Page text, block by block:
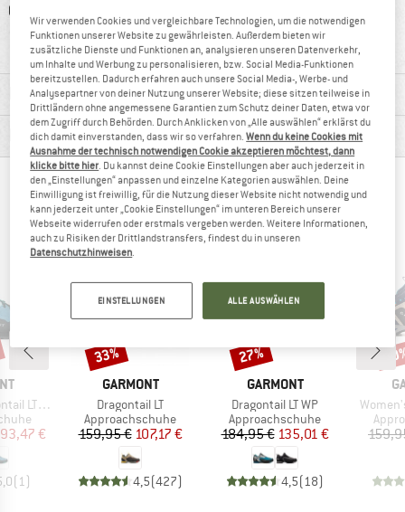
g
Weiterempfehlung
MATERIALINFOS & FEATURES
PRODUKTBESCHREIBUNG
ANDERE BERGFREUNDE SCHAUTEN SICH AUCH
AN
LT Evo
Preis
93,47 €
(1 )
MARKE
GARMONT
Artikel
Dragontail LT
Produktgruppe
Approachschuhe
Preis
159,95 €reduzierter Preis
107,17 €
4,5(427)
Rabatt
33%
MARKE
GARMONT
Artikel
Dragontail LT WP
Produktgruppe
Approachschuhe
Preis
184,95 €reduzierter Preis
135,01 €
4,5(18)
Rabatt
27%
Artikel
Wir verwenden Cookies und vergleichbare Technologien, um die notwendigen
Funktionen unserer Website zu gewährleisten. Außerdem bieten wir
zusätzliche Dienste und Funktionen an, analysieren unseren Datenverkehr,
um Inhalte und Werbung zu personalisieren, bzw. Social Media-Funktionen
bereitzustellen. Dadurch erfahren auch unsere Social Media-, Werbe- und
Analysepartner von deiner Nutzung unserer Website; diese sitzen teilweise in
Drittländern ohne angemessene Garantien zum Schutz deiner Daten, etwa vor
dem Zugriff durch Behörden. Durch Anklicken von „Alle auswählen“ erklärst du
dich damit einverstanden, dass wir so verfahren.Wenn du keine Cookies mit
Ausnahme der technisch notwendigen Cookie akzeptieren möchtest, dann
klicke bitte hier. Du kannst deine Cookie Einstellungen aber auch jederzeit in
den „Einstellungen“ anpassen und einzelne Kategorien auswählen. Deine
Einwilligung ist freiwillig, für die Nutzung dieser Website nicht notwendig und
kann jederzeit unter „Cookie Einstellungen“ im unteren Bereich unserer
Webseite widerrufen oder erstmals vergeben werden. Weitere Informationen,
auch zu Risiken der Drittlandstransfers, findest du in unseren
Datenschutzhinweisen.
EINSTELLUNGEN ALLE AUSWÄHLEN